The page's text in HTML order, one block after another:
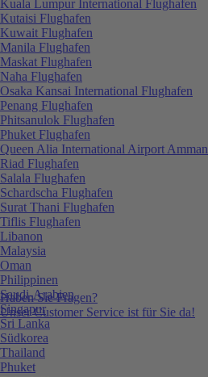
Haben Sie Fragen?
Unser Customer Service ist für Sie da!
Kuala Lumpur International Flughafen
Kutaisi Flughafen
Kuwait Flughafen
Manila Flughafen
Maskat Flughafen
Naha Flughafen
Osaka Kansai International Flughafen
Penang Flughafen
Phitsanulok Flughafen
Phuket Flughafen
Queen Alia International Airport Amman
Riad Flughafen
Salala Flughafen
Schardscha Flughafen
Surat Thani Flughafen
Tiflis Flughafen
Libanon
Malaysia
Oman
Philippinen
Saudi-Arabien
Singapur
Sri Lanka
Südkorea
Thailand
Phuket